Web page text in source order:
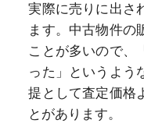
実際に売りに出さ
ます。中古物件の
ことが多いので、
った」というよう
提として査定価格
とがあります。